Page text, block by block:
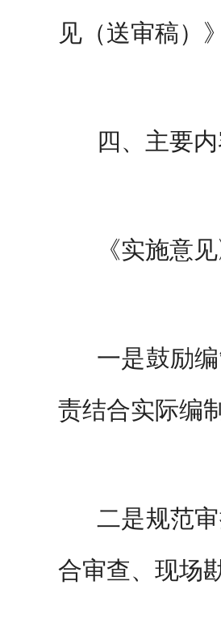
见（送审稿）
四、 主要
《实施意
一是鼓励
责结合实际编
二是规范
合审查、现场